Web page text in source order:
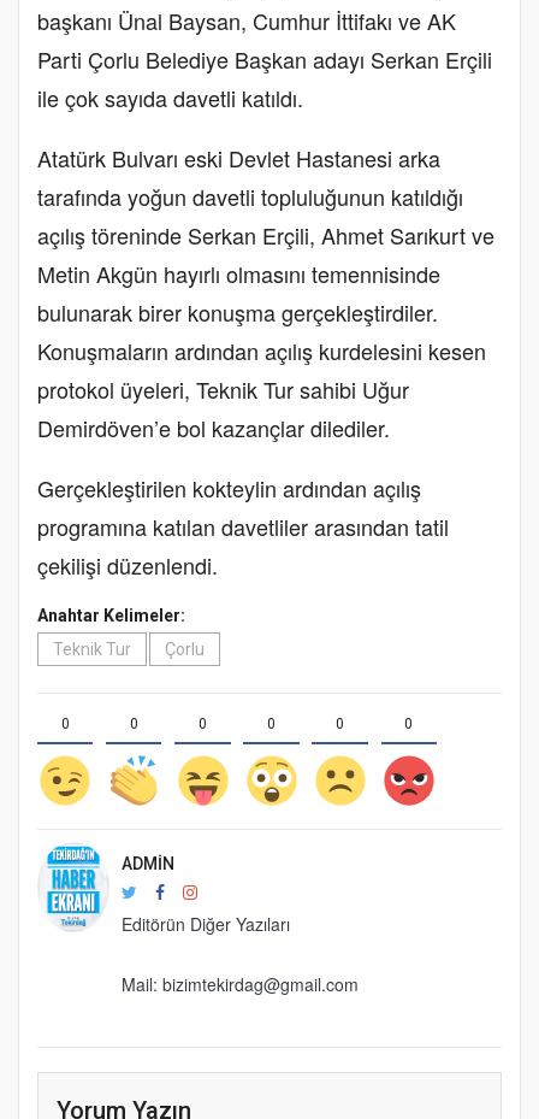
başkanı Ünal Baysan, Cumhur İttifakı ve AK
Parti Çorlu Belediye Başkan adayı Serkan Erçili
ile çok sayıda davetli katıldı.
Atatürk Bulvarı eski Devlet Hastanesi arka
tarafında yoğun davetli topluluğunun katıldığı
açılış töreninde Serkan Erçili, Ahmet Sarıkurt ve
Metin Akgün hayırlı olmasını temennisinde
bulunarak birer konuşma gerçekleştirdiler.
Konuşmaların ardından açılış kurdelesini kesen
protokol üyeleri, Teknik Tur sahibi Uğur
Demirdöven’e bol kazançlar dilediler.
Gerçekleştirilen kokteylin ardından açılış
programına katılan davetliler arasından tatil
çekilişi düzenlendi.
Anahtar Kelimeler:
Teknik Tur
Çorlu
0 0 0 0 0 0
ADMIN
Editörün Diğer Yazıları
Mail: bizimtekirdag@gmail.com
Yorum Yazın